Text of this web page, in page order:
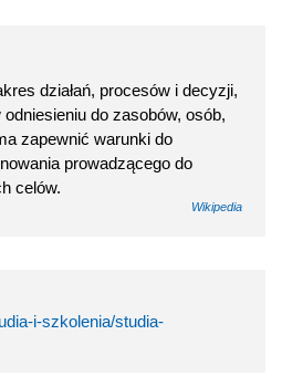
działań, procesów i decyzji,
do zasobów, osób,
zapewnić warunki do
prowadzącego do
celów.
Wikipedia
i-szkolenia/studia-